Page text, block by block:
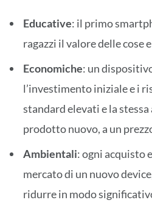
Educative: il primo
ragazzi il valore delle cose
Economiche: un
l’investimento iniziale e i
standard elevati e la
prodotto nuovo, a un
Ambientali: ogni acquisto
mercato di un nuovo
ridurre in modo